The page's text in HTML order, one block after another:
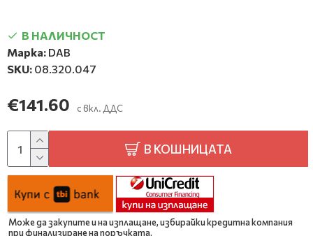
В НАЛИЧНОСТ
Марка: DAB
SKU: 08.320.047
€141.60 с вкл. ДДС
В КОШНИЦАТА
Може да закупите и на изплащане, избирайки кредитна компания
при финализиране на поръчката.